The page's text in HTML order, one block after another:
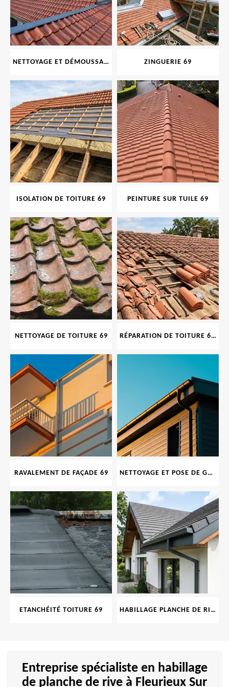
NETTOYAGE ET DÉMOUSSAGE DE TOITURE ET FAÇADE 69 ZINGUERIE 69
ISOLATION DE TOITURE 69 PEINTURE SUR TUILE 69
NETTOYAGE DE TOITURE 69 RÉPARATION DE TOITURE 69 RHONE, TUILES CASSÉES OU ABIMÉES
RAVALEMENT DE FAÇADE 69 NETTOYAGE ET POSE DE GOUTTIÈRE 69
ETANCHÉITÉ TOITURE 69 HABILLAGE PLANCHE DE RIVE 69
Entreprise spécialiste en habillage
de planche de rive à Fleurieux Sur